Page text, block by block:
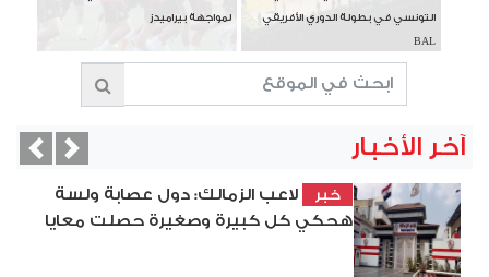
التونسي في بطولة الدوري الأفريقي
BAL
لمواجهة بيراميدز
آخر الأخبار
خبر
لاعب الزمالك: دول عصابة ولسة
هحكي كل كبيرة وصغيرة حصلت معايا
Next